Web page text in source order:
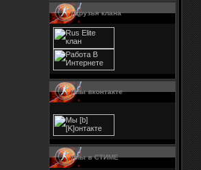
Друзья клана
Мы вконтакте
Мы в СТИМЕ